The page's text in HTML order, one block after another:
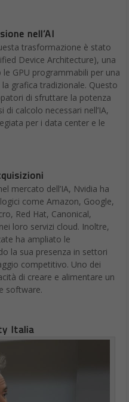
nell’AI
trasformazione è stato
Device Architecture), una
GPU programmabili per una
grafica tradizionale. Questo
di sfruttare la potenza
di calcolo necessari nell’IA,
per i data center e le
mercato dell’IA, Nvidia ha
come Amazon, Google,
Red Hat, Canonical,
loro servizi cloud. Inoltre,
ha ampliato le
la sua presenza in settori
competitivo. Uno dei
di creare e alimentare un
software.
Italia